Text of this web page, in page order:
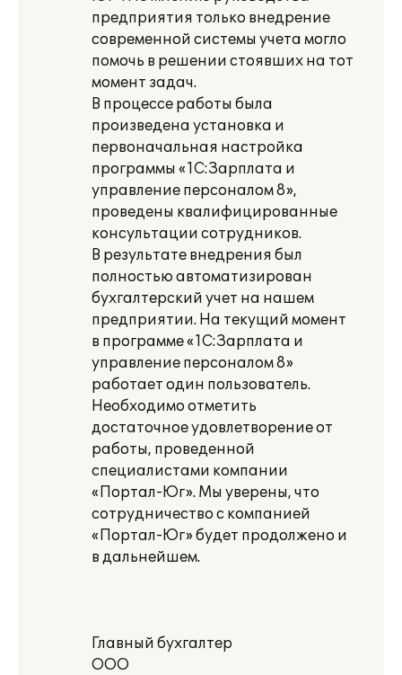
предприятия только внедрение
современной системы учета могло
помочь в решении стоявших на тот
момент задач.
В процессе работы была
произведена установка и
первоначальная настройка
программы «1С:Зарплата и
управление персоналом 8»,
проведены квалифицированные
консультации сотрудников.
В результате внедрения был
полностью автоматизирован
бухгалтерский учет на нашем
предприятии. На текущий момент
в программе «1С:Зарплата и
управление персоналом 8»
работает один пользователь.
Необходимо отметить
достаточное удовлетворение от
работы, проведенной
специалистами компании
«Портал-Юг». Мы уверены, что
сотрудничество с компанией
«Портал-Юг» будет продолжено и
в дальнейшем.
Главный бухгалтер
ООО